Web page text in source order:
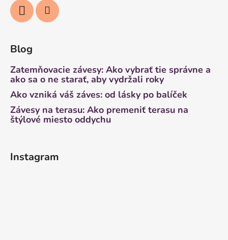
Blog
Zatemňovacie závesy: Ako vybrať tie správne a
ako sa o ne starať, aby vydržali roky
Ako vzniká váš záves: od lásky po balíček
Závesy na terasu: Ako premeniť terasu na
štýlové miesto oddychu
Instagram